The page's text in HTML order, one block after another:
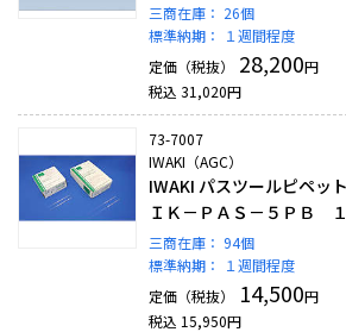
三商在庫： 26個
標準納期：
１週間程度
定価（税抜）
28,200円
税込 31,020円
73-7007
IWAKI（AGC）
IWAKI パスツールピペッ
ＩＫ－ＰＡＳ－５ＰＢ
三商在庫： 94個
標準納期：
１週間程度
定価（税抜）
14,500円
税込 15,950円